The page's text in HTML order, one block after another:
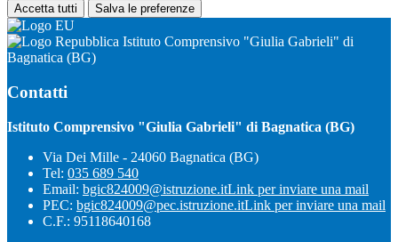
Accetta tutti Salva le preferenze
Istituto Comprensivo "Giulia Gabrieli" di
Bagnatica (BG)
Contatti
Istituto Comprensivo "Giulia Gabrieli" di Bagnatica (BG)
Via Dei Mille - 24060 Bagnatica (BG)
Tel: 035 689 540
Email: bgic824009@istruzione.itLink per inviare una mail
PEC: bgic824009@pec.istruzione.itLink per inviare una mail
C.F.: 95118640168